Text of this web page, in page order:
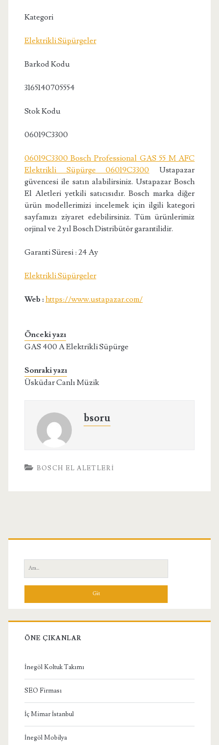
Kategori
Elektrikli Süpürgeler
Barkod Kodu
3165140705554
Stok Kodu
06019C3300
06019C3300 Bosch Professional GAS 55 M AFC
Elektrikli Süpürge 06019C3300 Ustapazar
güvencesi ile satın alabilirsiniz. Ustapazar Bosch
El Aletleri yetkili satıcısıdır. Bosch marka diğer
ürün modellerimizi incelemek için ilgili kategori
sayfamızı ziyaret edebilirsiniz. Tüm ürünlerimiz
orjinal ve 2 yıl Bosch Distribütör garantilidir.
Garanti Süresi : 24 Ay
Elektrikli Süpürgeler
Web : https://www.ustapazar.com/
Önceki yazı
GAS 400 A Elektrikli Süpürge
Sonraki yazı
Üsküdar Canlı Müzik
bsoru
BOSCH EL ALETLERI
Birincil
Yan
Menü
Ara:
ÖNE ÇIKANLAR
İnegöl Koltuk Takımı
SEO Firması
İç Mimar İstanbul
İnegöl Mobilya